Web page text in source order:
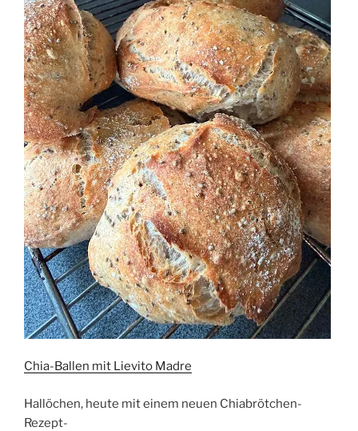
Chia-Ballen mit Lievito Madre
Hallöchen, heute mit einem neuen Chiabrötchen-
Rezept-